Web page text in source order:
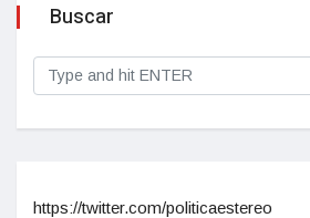
Buscar
https://twitter.com/politicaestereo